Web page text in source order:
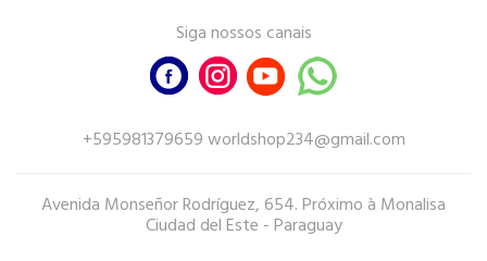
Siga nossos canais
+595981379659 worldshop234@gmail.com
Avenida Monseñor Rodríguez, 654. Próximo à Monalisa
Ciudad del Este - Paraguay